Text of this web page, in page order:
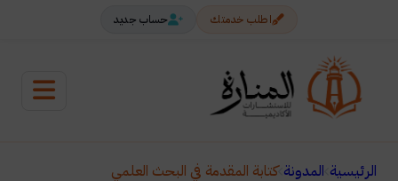
اطلب خدمتك حساب جديد
الرئيسية المدونة كتابة المقدمة في البحث العلمي